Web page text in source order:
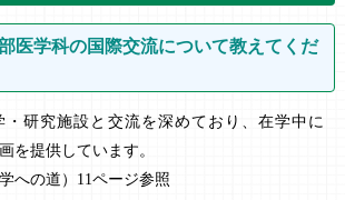
医学科の国際交流について教えてくだ
・研究施設と交流を深めており、在学中に
を提供しています。
への道）11ページ参照